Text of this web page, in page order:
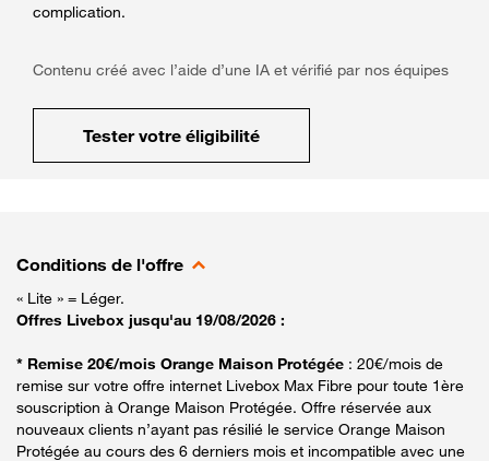
complication.
Contenu créé avec l’aide d’une IA et vérifié par nos équipes
Tester votre éligibilité
Conditions de l'offre
« Lite » = Léger.
Offres Livebox jusqu'au 19/08/2026 :
* Remise 20€/mois Orange Maison Protégée : 20€/mois de
remise sur votre offre internet Livebox Max Fibre pour toute 1ère
souscription à Orange Maison Protégée. Offre réservée aux
nouveaux clients n’ayant pas résilié le service Orange Maison
Protégée au cours des 6 derniers mois et incompatible avec une